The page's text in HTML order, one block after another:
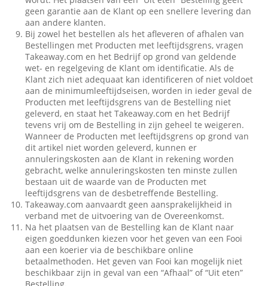
geen garantie aan de Klant op een snellere levering dan
aan andere klanten.
Bij zowel het bestellen als het afleveren of afhalen van
Bestellingen met Producten met leeftijdsgrens, vragen
Takeaway.com en het Bedrijf op grond van geldende
wet- en regelgeving de Klant om identificatie. Als de
Klant zich niet adequaat kan identificeren of niet voldoet
aan de minimumleeftijdseisen, worden in ieder geval de
Producten met leeftijdsgrens van de Bestelling niet
geleverd, en staat het Takeaway.com en het Bedrijf
tevens vrij om de Bestelling in zijn geheel te weigeren.
Wanneer de Producten met leeftijdsgrens op grond van
dit artikel niet worden geleverd, kunnen er
annuleringskosten aan de Klant in rekening worden
gebracht, welke annuleringskosten ten minste zullen
bestaan uit de waarde van de Producten met
leeftijdsgrens van de desbetreffende Bestelling.
Takeaway.com aanvaardt geen aansprakelijkheid in
verband met de uitvoering van de Overeenkomst.
Na het plaatsen van de Bestelling kan de Klant naar
eigen goeddunken kiezen voor het geven van een Fooi
aan een koerier via de beschikbare online
betaalmethoden. Het geven van Fooi kan mogelijk niet
beschikbaar zijn in geval van een “Afhaal” of “Uit eten”